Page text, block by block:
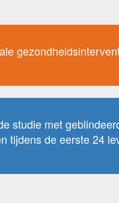
studie met
tijdens de eerste 24